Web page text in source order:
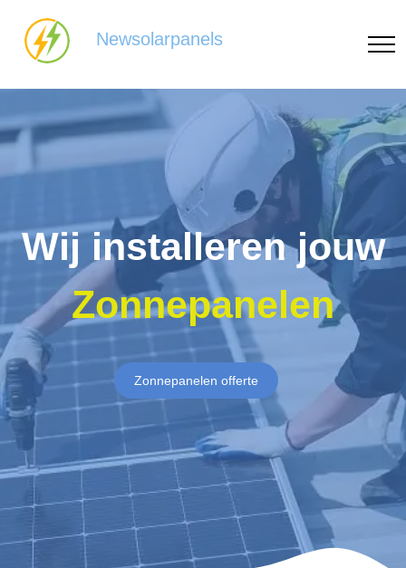
Newsolarpanels
Wij installeren jouw
Zonnepanelen
Zonnepanelen offerte